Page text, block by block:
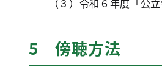
（３）令和６年度「公立
5 傍聴方法